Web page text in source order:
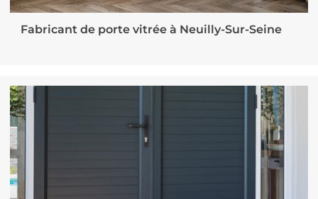
Fabricant de porte vitrée à Neuilly-Sur-Seine